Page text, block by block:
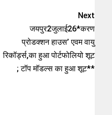
Next
जयपुर2जुलाई26*करण
प्रोडक्शन हाउस’ एवम वायु
रिकॉर्ड्स,का हुआ पोर्टफोलियो शूट
; टॉप मॉडल्स का हुआ शूट**